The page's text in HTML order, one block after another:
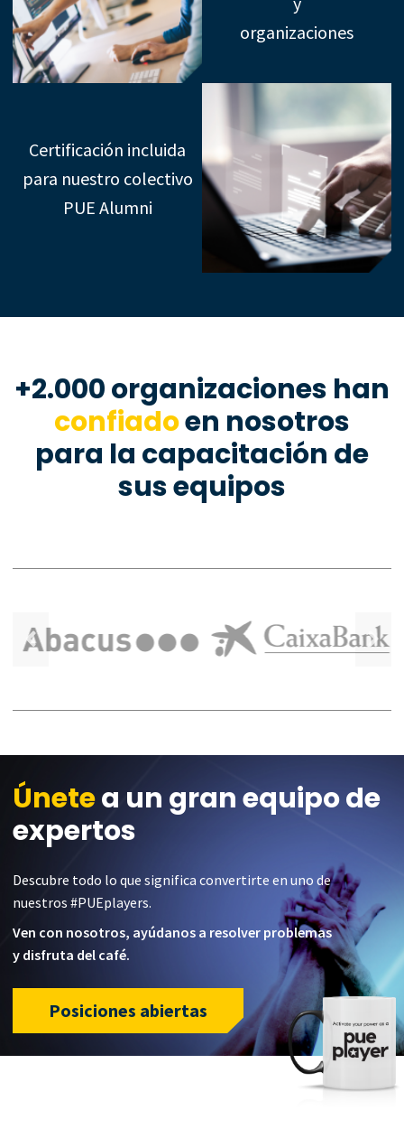
organizaciones
Certificación incluida
para nuestro colectivo
PUE Alumni
+2.000 organizaciones han
confiadoen nosotros
para la capacitación de
sus equipos
Únetea un gran equipo de
expertos
Descubre todo lo que significa convertirte en uno de
nuestros #PUEplayers.
Ven con nosotros, ayúdanos a resolver problemas
y disfruta del café.
Posiciones abiertas